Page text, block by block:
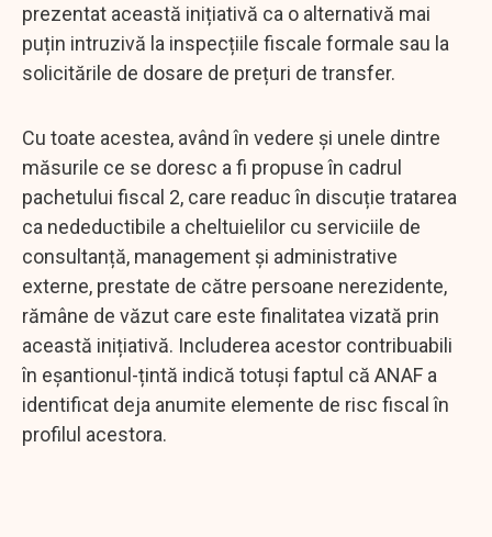
prezentat această inițiativă ca o alternativă mai
puțin intruzivă la inspecțiile fiscale formale sau la
solicitările de dosare de prețuri de transfer.
Cu toate acestea, având în vedere și unele dintre
măsurile ce se doresc a fi propuse în cadrul
pachetului fiscal 2, care readuc în discuție tratarea
ca nedeductibile a cheltuielilor cu serviciile de
consultanță, management și administrative
externe, prestate de către persoane nerezidente,
rămâne de văzut care este finalitatea vizată prin
această inițiativă. Includerea acestor contribuabili
în eșantionul-țintă indică totuși faptul că ANAF a
identificat deja anumite elemente de risc fiscal în
profilul acestora.